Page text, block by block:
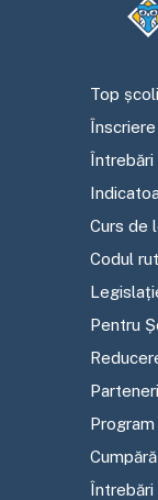
Top
Întrebări
Curs de
Codul
Pentru
Parteneri
Cumpără